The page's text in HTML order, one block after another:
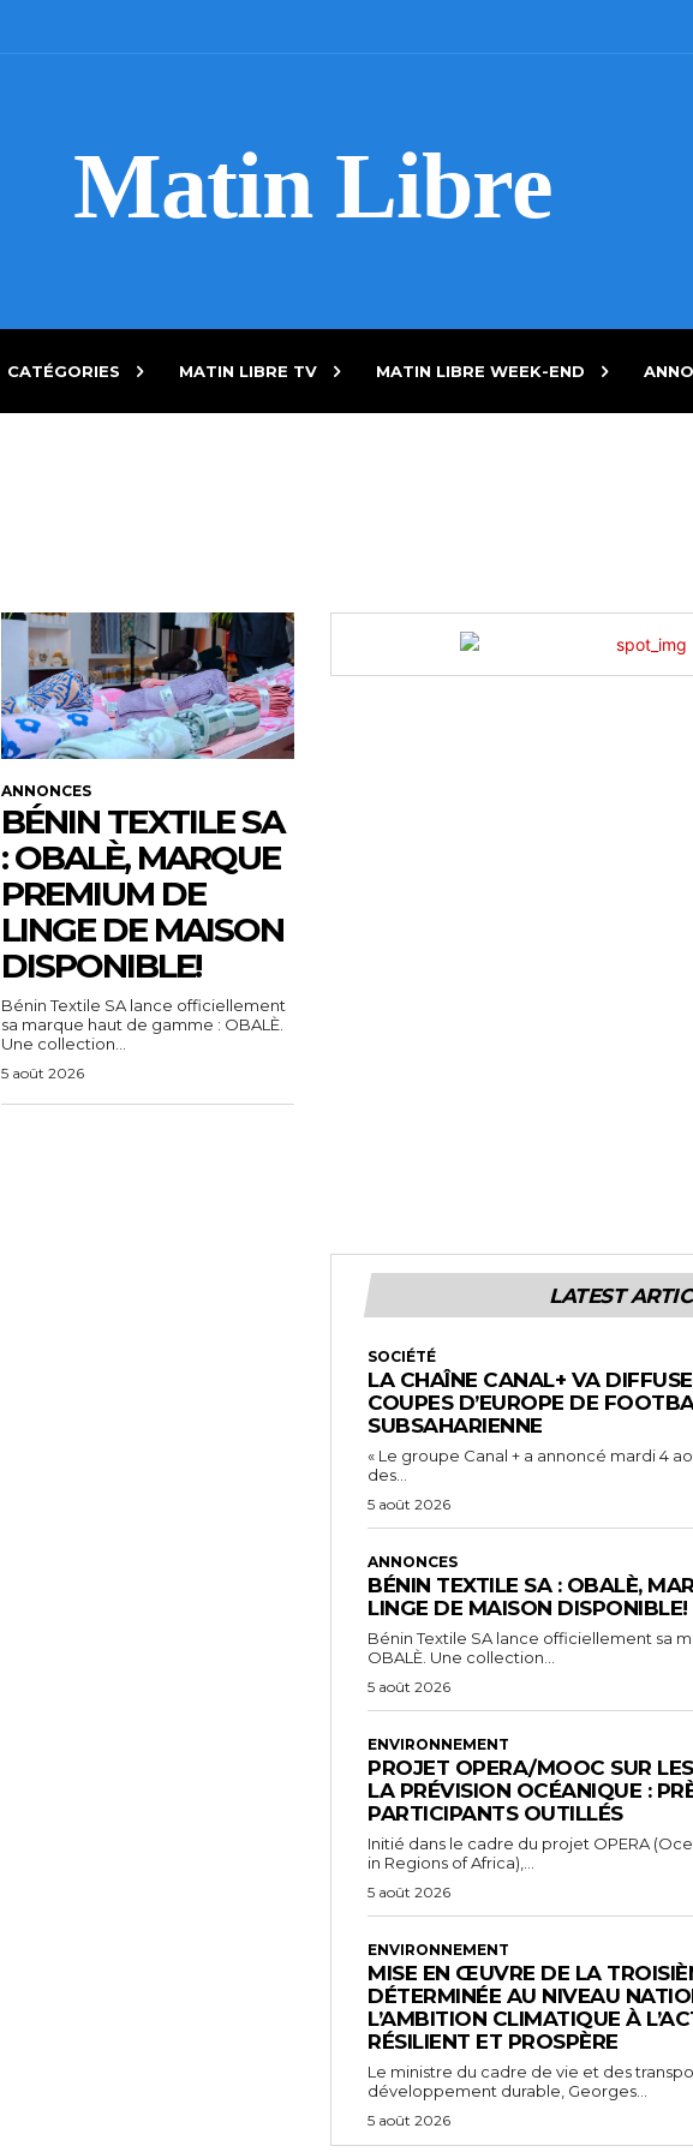
Matin Libre
CATÉGORIES MATIN LIBRE TV MATIN LIBRE WEEK-END
ANNONCES
BÉNIN TEXTILE SA
: OBALÈ, MARQUE
PREMIUM DE
LINGE DE MAISON
DISPONIBLE!
Bénin Textile SA lance officiellement
sa marque haut de gamme : OBALÈ.
Une collection...
5 août 2026
LATEST
SOCIÉTÉ
LA CHAÎNE CANAL+ VA
COUPES D’EUROPE DE
SUBSAHARIENNE
« Le groupe Canal + a annoncé mardi 4
des...
5 août 2026
ANNONCES
BÉNIN TEXTILE SA : OBALÈ,
LINGE DE MAISON DISPONIBLE!
Bénin Textile SA lance officiellement sa
OBALÈ. Une collection...
5 août 2026
ENVIRONNEMENT
PROJET OPERA/MOOC SUR
LA PRÉVISION OCÉANIQUE :
PARTICIPANTS OUTILLÉS
Initié dans le cadre du projet OPERA
in Regions of Africa),...
5 août 2026
ENVIRONNEMENT
MISE EN ŒUVRE DE LA
DÉTERMINÉE AU NIVEAU
L’AMBITION CLIMATIQUE À
RÉSILIENT ET PROSPÈRE
Le ministre du cadre de vie et des
développement durable, Georges...
5 août 2026